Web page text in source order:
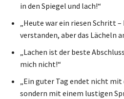
in den Spiegel und lach!“
„Heute war ein riesen Schritt
verstanden, aber das Lächeln
„Lachen ist der beste
mich nicht!“
„Ein guter Tag endet nicht
sondern mit einem lustigen